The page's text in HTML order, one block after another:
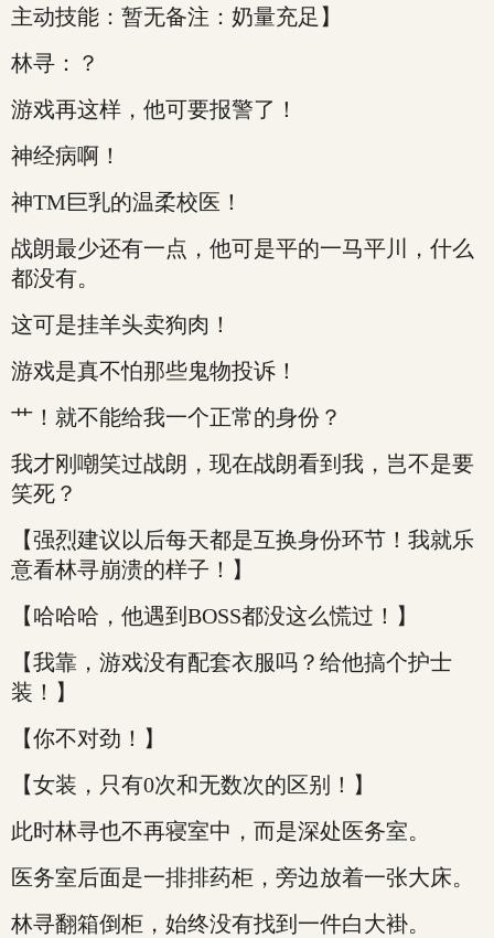
主动技能：暂无备注：奶量充足】
林寻：？
游戏再这样，他可要报警了！
神经病啊！
神TM巨乳的温柔校医！
战朗最少还有一点，他可是平的一马平川，什么
都没有。
这可是挂羊头卖狗肉！
游戏是真不怕那些鬼物投诉！
艹！就不能给我一个正常的身份？
我才刚嘲笑过战朗，现在战朗看到我，岂不是要
笑死？
【强烈建议以后每天都是互换身份环节！我就乐
意看林寻崩溃的样子！】
【哈哈哈，他遇到BOSS都没这么慌过！】
【我靠，游戏没有配套衣服吗？给他搞个护士
装！】
【你不对劲！】
【女装，只有0次和无数次的区别！】
此时林寻也不再寝室中，而是深处医务室。
医务室后面是一排排药柜，旁边放着一张大床。
林寻翻箱倒柜，始终没有找到一件白大褂。